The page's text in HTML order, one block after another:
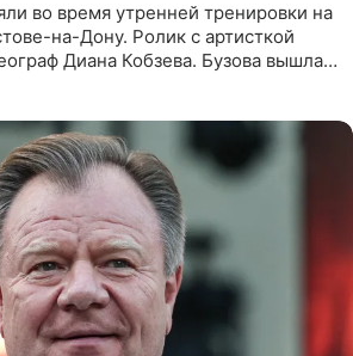
во время утренней тренировки на
на-Дону. Ролик с артисткой
Диана Кобзева. Бузова вышла